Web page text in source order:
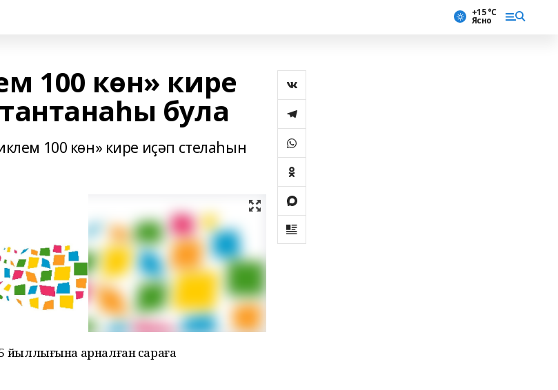
+15 °С
Ясно
100 көн» кире
була
100 көн» кире иҫәп стелаһын
йыллығына арналған сараға